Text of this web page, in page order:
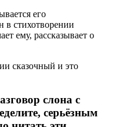
его
в стихотворении
ему, рассказывает о
сказочный и это
слона с
серьёзным